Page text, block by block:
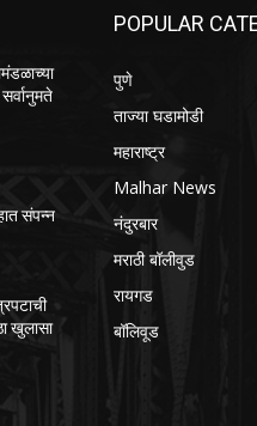
संपन्न
खुलासा
POPULAR
पुणे
ताज्या घडामोडी
महाराष्ट्र
Malhar News
नंदुरबार
मराठी बॉलीवुड
रायगड
बॉलिवूड